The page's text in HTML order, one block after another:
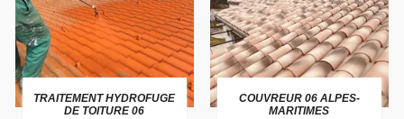
TRAITEMENT HYDROFUGE
DE TOITURE 06
COUVREUR 06 ALPES-
MARITIMES